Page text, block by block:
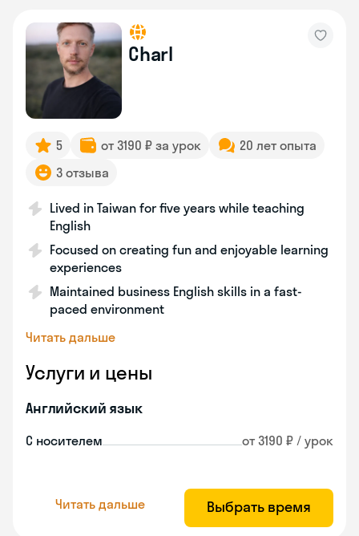
Charl
5 от 3190 ₽ за урок
20 лет опыта
3 отзыва
Lived in Taiwan for five years while teaching
English
Focused on creating fun and enjoyable learning
experiences
Maintained business English skills in a fast-
paced environment
Читать дальше
Услуги и цены
Английский язык
С носителем от 3190 ₽ / урок
Читать дальше Выбрать время